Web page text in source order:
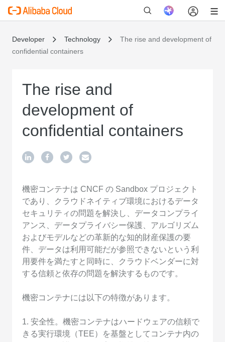
Developer Technology
The rise and development of
confidential containers
The rise and
development of
confidential containers
機密コンテナは CNCF の Sandbox プロジェクト
であり、クラウドネイティブ環境におけるデータ
セキュリティの問題を解決し、データコンプライ
アンス、データプライバシー保護、アルゴリズム
およびモデルなどの革新的な知的財産保護の要
件、データは利用可能だが参照できないという利
用要件を満たすと同時に、クラウドベンダーに対
する信頼と依存の問題を解決するものです。
機密コンテナには以下の特徴があります。
1. 安全性。機密コンテナはハードウェアの信頼で
きる実行環境（TEE）を基盤としてコンテナ内の